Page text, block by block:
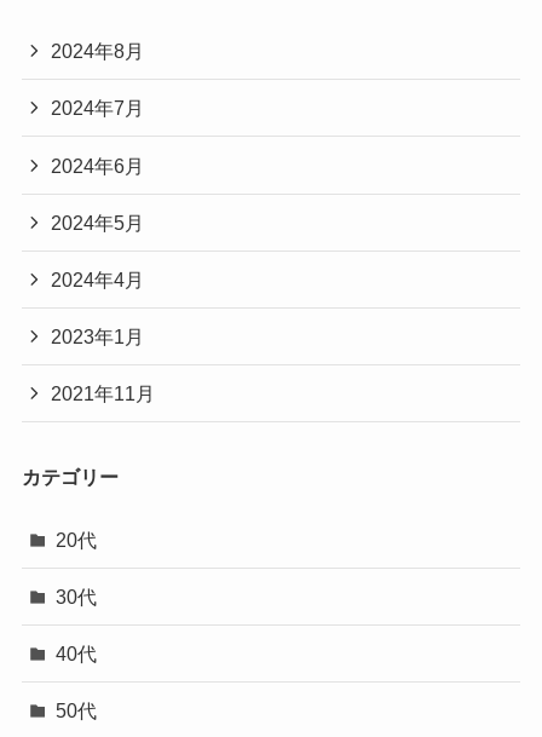
2024年8月
2024年7月
2024年6月
2024年5月
2024年4月
2023年1月
2021年11月
カテゴリー
20代
30代
40代
50代